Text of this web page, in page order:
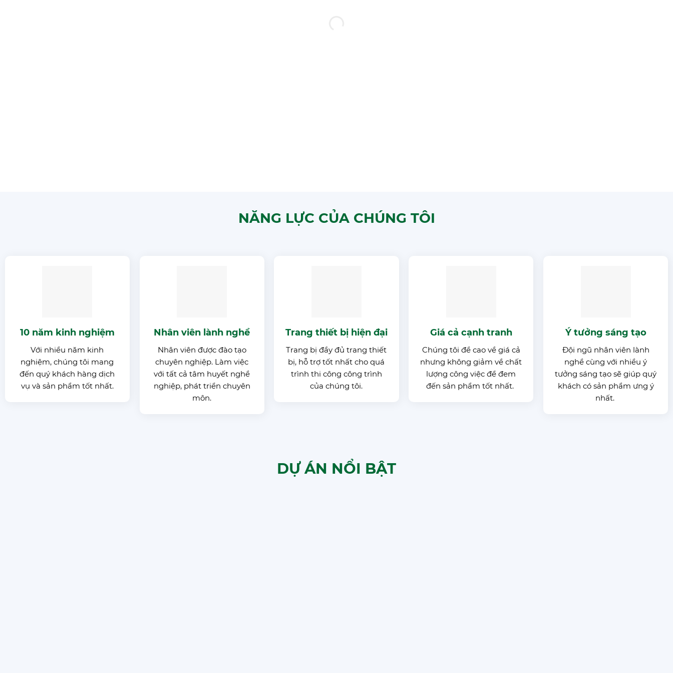
NĂNG LỰC CỦA CHÚNG TÔI
10 năm kinh nghiệm
Với nhiều năm kinh
nghiệm, chúng tôi mang
đến quý khách hàng dịch
vụ và sản phẩm tốt nhất.
Nhân viên lành nghề
Nhân viên được đào tạo
chuyên nghiệp. Làm việc
với tất cả tâm huyết nghề
nghiệp, phát triển chuyên
môn.
Trang thiết bị hiện đại
Trang bị đầy đủ trang thiết
bị, hỗ trợ tốt nhất cho quá
trình thi công công trình
của chúng tôi.
Giá cả cạnh tranh
Chúng tôi đề cao về giá cả
nhưng không giảm về chất
lượng công việc để đem
đến sản phẩm tốt nhất.
Ý tưởng sáng tạo
Đội ngũ nhân viên lành
nghề cùng với nhiều ý
tưởng sáng tạo sẽ giúp quý
khách có sản phẩm ưng ý
nhất.
DỰ ÁN NỔI BẬT